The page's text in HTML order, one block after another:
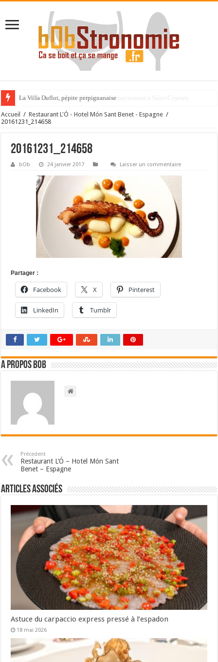
La Villa Duflot, pépite perpignanaise
Accueil / Restaurant L'Ó - Hotel Món Sant Benet - Espagne /
20161231_214658
20161231_214658
bOb 24 janvier 2017 Laisser un commentaire
Partager :
Facebook X Pinterest
LinkedIn Tumblr
A propos bOb
Précedent
Restaurant L’Ó – Hotel Món Sant
Benet – Espagne
Articles associés
Astuce du carpaccio express pressé à l’espadon
18 mai 2026